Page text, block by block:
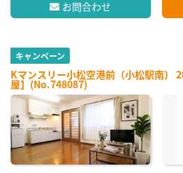
お問合わせ
キャンペーン
Kマンスリー小松空港前（小松駅南）
屋】(No.748087)